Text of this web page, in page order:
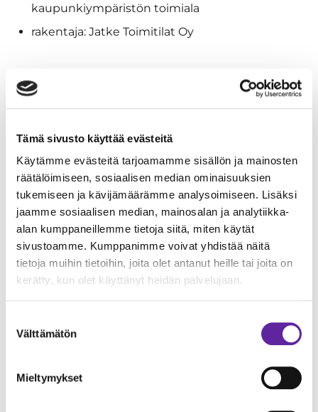
Tämä sivusto käyttää evästeitä
Käytämme evästeitä tarjoamamme sisällön ja mainosten
räätälöimiseen, sosiaalisen median ominaisuuksien
tukemiseen ja kävijämäärämme analysoimiseen. Lisäksi
jaamme sosiaalisen median, mainosalan ja analytiikka-
alan kumppaneillemme tietoja siitä, miten käytät
sivustoamme. Kumppanimme voivat yhdistää näitä
tietoja muihin tietoihin, joita olet antanut heille tai joita on
kerätty, kun olet käyttänyt heidän palvelujaan.
valinta
Välttämätön
Mieltymykset
kaupunkiympäristön toimiala
rakentaja: Jatke Toimitilat Oy